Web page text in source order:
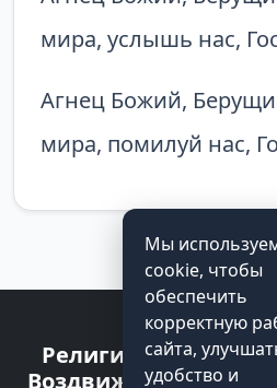
мира, услышь нас,
Агнец Божий,
мира, помилуй нас,
Религиозная
Воздвижения
Мы
cookie, чтобы
обеспечить
корректную
сайта,
удобство и